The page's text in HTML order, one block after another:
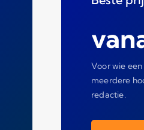
Voor wie
meerdere
redactie.